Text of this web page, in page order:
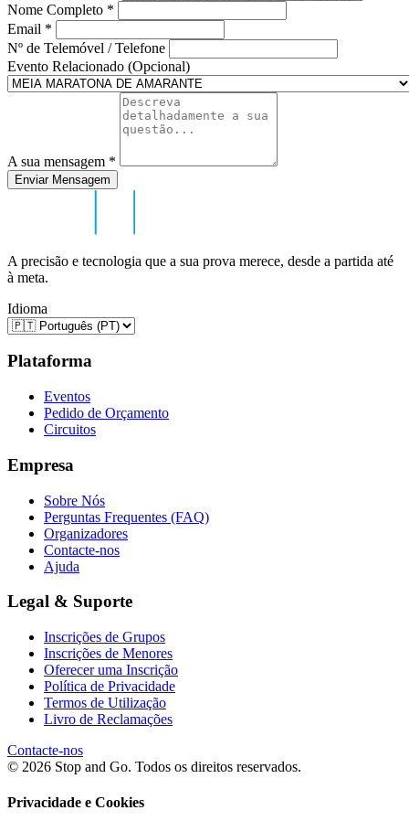
Nome Completo *
Email *
Nº de Telemóvel / Telefone
Evento Relacionado (Opcional)
A sua mensagem *
Enviar Mensagem
A precisão e tecnologia que a sua prova merece, desde a partida até
à meta.
Idioma
Plataforma
Eventos
Pedido de Orçamento
Circuitos
Empresa
Sobre Nós
Perguntas Frequentes (FAQ)
Organizadores
Contacte-nos
Ajuda
Legal & Suporte
Inscrições de Grupos
Inscrições de Menores
Oferecer uma Inscrição
Política de Privacidade
Termos de Utilização
Livro de Reclamações
Contacte-nos
© 2026 Stop and Go. Todos os direitos reservados.
Privacidade e Cookies